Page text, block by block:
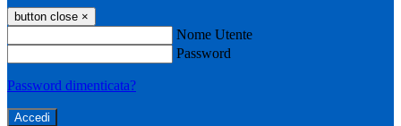
button close ×
Nome Utente
Password
Password dimenticata?